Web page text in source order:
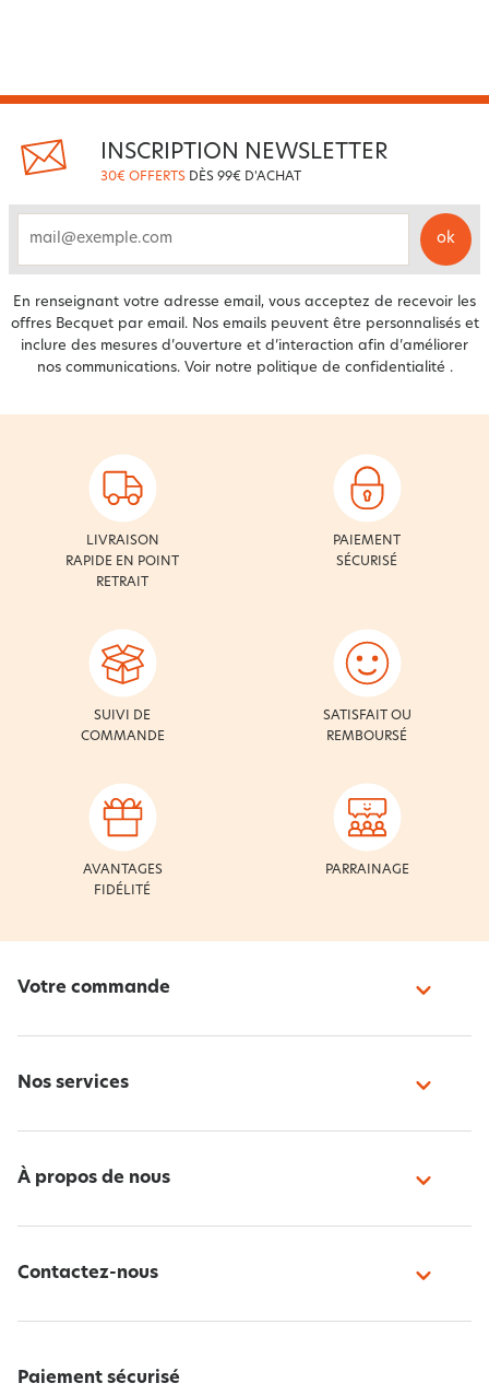
INSCRIPTION NEWSLETTER
30€ OFFERTS DÈS 99€ D'ACHAT
ok
En renseignant votre adresse email, vous acceptez de recevoir les
offres Becquet par email. Nos emails peuvent être personnalisés et
inclure des mesures d’ouverture et d’interaction afin d’améliorer
nos communications. Voir notre politique de confidentialité .
LIVRAISON
RAPIDE EN POINT
RETRAIT
PAIEMENT
SÉCURISÉ
SUIVI DE
COMMANDE
SATISFAIT OU
REMBOURSÉ
AVANTAGES
FIDÉLITÉ
PARRAINAGE
Votre commande
Nos services
À propos de nous
Contactez-nous
Paiement sécurisé